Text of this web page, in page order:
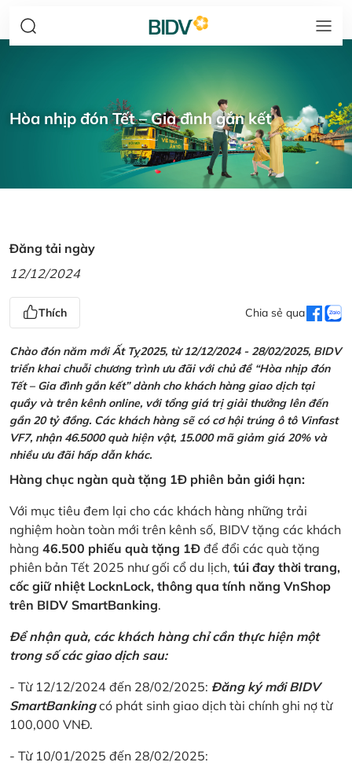
Hòa nhịp đón Tết – Gia đình gắn kết
Đăng tải ngày
12/12/2024
Thích Chia sẻ qua
Chào đón năm mới Ất Tỵ2025, từ 12/12/2024 - 28/02/2025, BIDV
triển khai chuỗi chương trình ưu đãi với chủ đề “Hòa nhịp đón
Tết – Gia đình gắn kết” dành cho khách hàng giao dịch tại
quầy và trên kênh online, với tổng giá trị giải thưởng lên đến
gần 20 tỷ đồng. Các khách hàng sẽ có cơ hội trúng ô tô Vinfast
VF7, nhận 46.5000 quà hiện vật, 15.000 mã giảm giá 20% và
nhiều ưu đãi hấp dẫn khác.
Hàng chục ngàn quà tặng 1Đ phiên bản giới hạn:
Với mục tiêu đem lại cho các khách hàng những trải
nghiệm hoàn toàn mới trên kênh số, BIDV tặng các khách
hàng 46.500 phiếu quà tặng 1Đ để đổi các quà tặng
phiên bản Tết 2025 như gối cổ du lịch, túi đay thời trang,
cốc giữ nhiệt LocknLock, thông qua tính năng VnShop
trên BIDV SmartBanking.
Để nhận quà, các khách hàng chỉ cần thực hiện một
trong số các giao dịch sau:
- Từ 12/12/2024 đến 28/02/2025: Đăng ký mới BIDV
SmartBankingcó phát sinh giao dịch tài chính ghi nợ từ
100,000 VNĐ.
- Từ 10/01/2025 đến 28/02/2025: